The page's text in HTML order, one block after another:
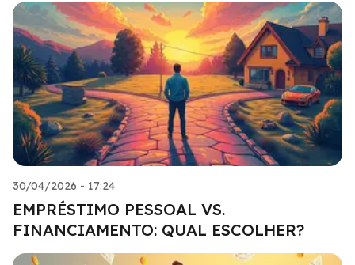
30/04/2026 - 17:24
EMPRÉSTIMO PESSOAL VS.
FINANCIAMENTO: QUAL ESCOLHER?